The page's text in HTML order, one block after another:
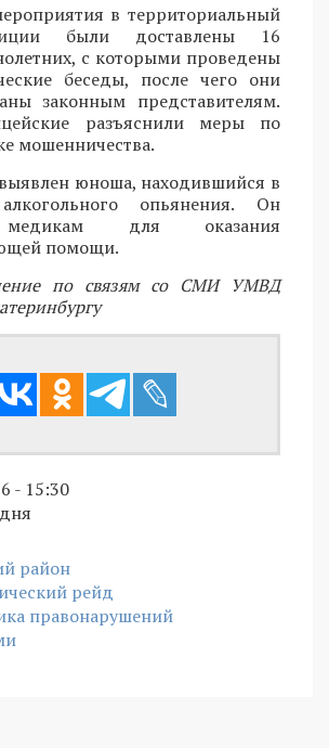
в территориальный
были доставлены 16
с которыми проведены
беседы, после чего они
законным представителям.
разъяснили меры по
мошенничества.
юноша, находившийся в
опьянения. Он
для оказания
помощи.
по связям со СМИ УМВД
- 15:30
район
рейд
правонарушений